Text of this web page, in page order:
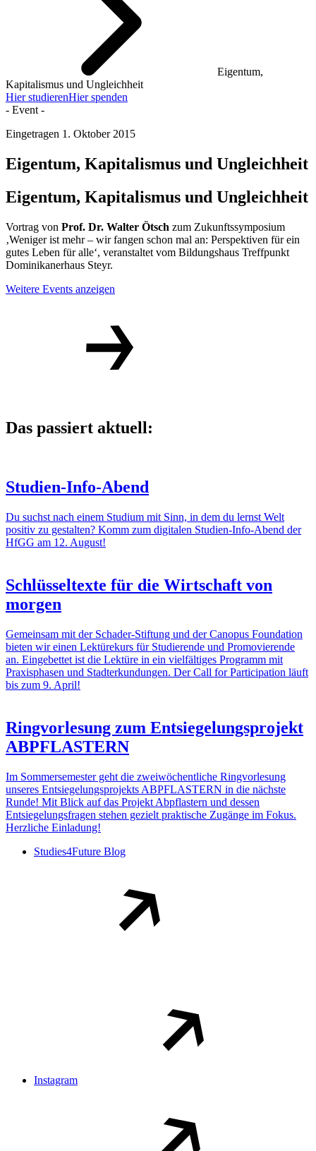
Eigentum,
Kapitalismus und Ungleichheit
Hier studierenHier spenden
- Event -
Eingetragen 1. Oktober 2015
Eigentum, Kapitalismus und Ungleichheit
Eigentum, Kapitalismus und Ungleichheit
Vortrag von Prof. Dr. Walter Ötsch zum Zukunftssymposium
‚Weniger ist mehr – wir fangen schon mal an: Perspektiven für ein
gutes Leben für alle‘, veranstaltet vom Bildungshaus Treffpunkt
Dominikanerhaus Steyr.
Weitere Events anzeigen
Das passiert aktuell:
Studien-Info-Abend
Du suchst nach einem Studium mit Sinn, in dem du lernst Welt
positiv zu gestalten? Komm zum digitalen Studien-Info-Abend der
HfGG am 12. August!
Schlüsseltexte für die Wirtschaft von
morgen
Gemeinsam mit der Schader-Stiftung und der Canopus Foundation
bieten wir einen Lektürekurs für Studierende und Promovierende
an. Eingebettet ist die Lektüre in ein vielfältiges Programm mit
Praxisphasen und Stadterkundungen. Der Call for Participation läuft
bis zum 9. April!
Ringvorlesung zum Entsiegelungsprojekt
ABPFLASTERN
Im Sommersemester geht die zweiwöchentliche Ringvorlesung
unseres Entsiegelungsprojekts ABPFLASTERN in die nächste
Runde! Mit Blick auf das Projekt Abpflastern und dessen
Entsiegelungsfragen stehen gezielt praktische Zugänge im Fokus.
Herzliche Einladung!
Studies4Future Blog
Instagram